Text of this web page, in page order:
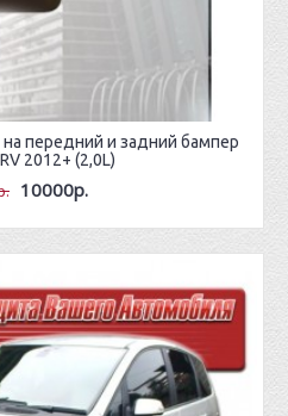
передний и задний бампер
2012+ (2,0L)
10000р.